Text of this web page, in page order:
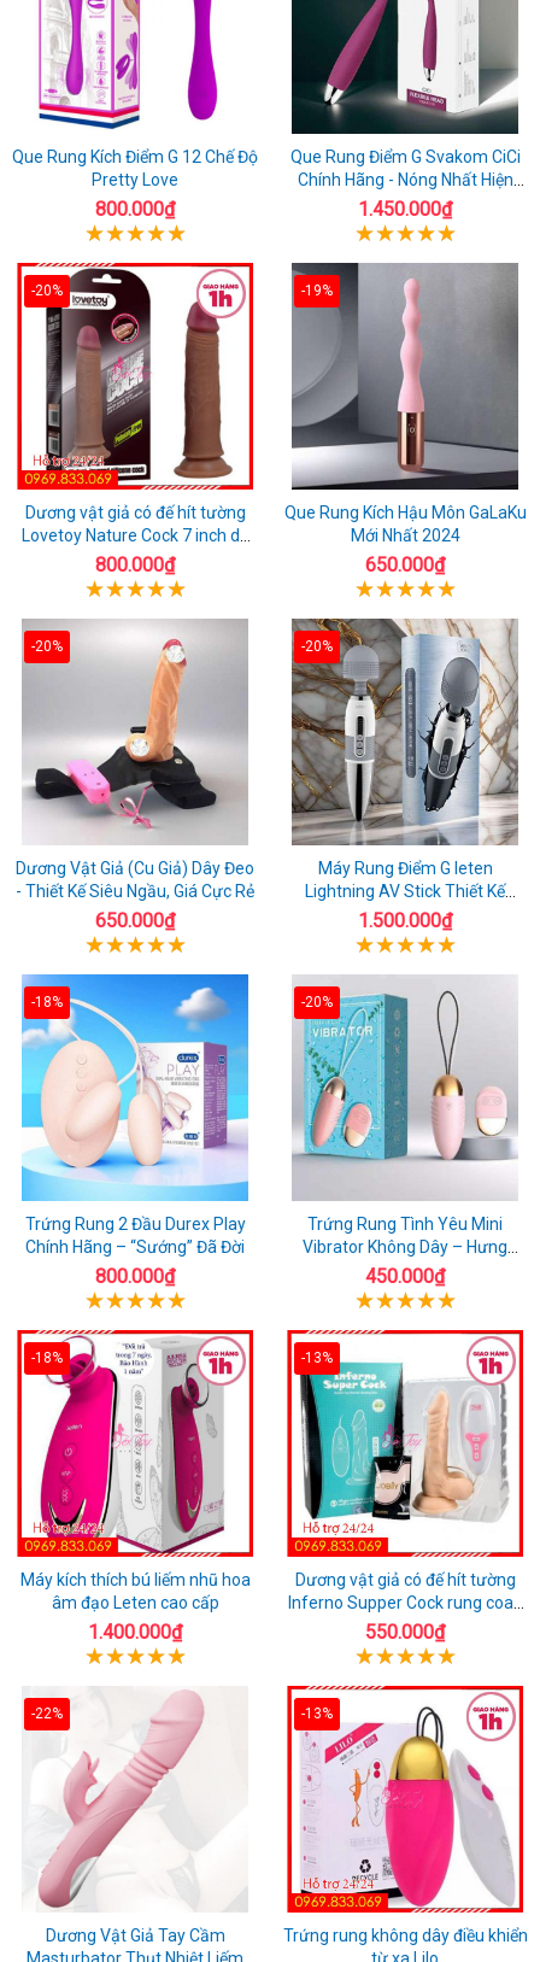
Que Rung Kích Điểm G 12 Chế Độ
Pretty Love
800.000₫
Que Rung Điểm G Svakom CiCi
Chính Hãng - Nóng Nhất Hiện
Nay
1.450.000₫
-20%
Dương vật giả có đế hít tường
Lovetoy Nature Cock 7 inch da
đen
800.000₫
-19%
Que Rung Kích Hậu Môn GaLaKu
Mới Nhất 2024
650.000₫
-20%
Dương Vật Giả (Cu Giả) Dây Đeo
- Thiết Kế Siêu Ngầu, Giá Cực Rẻ
650.000₫
-20%
Máy Rung Điểm G leten
Lightning AV Stick Thiết Kế
Thông Minh
1.500.000₫
-18%
Trứng Rung 2 Đầu Durex Play
Chính Hãng – “Sướng” Đã Đời
800.000₫
-20%
Trứng Rung Tình Yêu Mini
Vibrator Không Dây – Hưng
Phấn Mọi Nơi
450.000₫
-18%
Máy kích thích bú liếm nhũ hoa
âm đạo Leten cao cấp
1.400.000₫
-13%
Dương vật giả có đế hít tường
Inferno Supper Cock rung coay
7 chế độ
550.000₫
-22%
Dương Vật Giả Tay Cầm
Masturbator Thụt Nhiệt Liếm
-13%
Trứng rung không dây điều khiển
từ xa Lilo